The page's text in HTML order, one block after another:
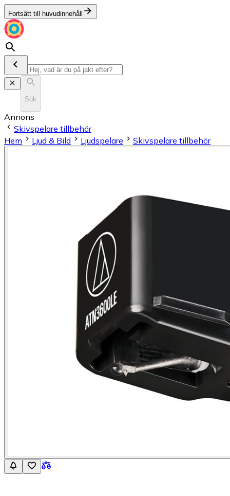
Fortsätt till huvudinnehåll
Sök
Annons
Skivspelare tillbehör
Hem
Ljud & Bild Ljudspelare Skivspelare tillbehör